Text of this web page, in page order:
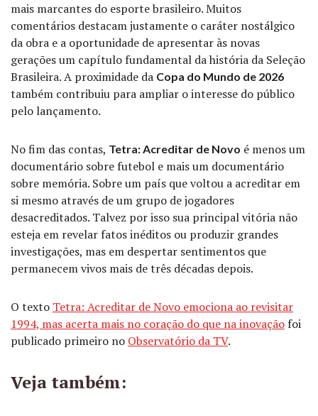
mais marcantes do esporte brasileiro. Muitos
comentários destacam justamente o caráter nostálgico
da obra e a oportunidade de apresentar às novas
gerações um capítulo fundamental da história da Seleção
Brasileira. A proximidade da Copa do Mundo de 2026
também contribuiu para ampliar o interesse do público
pelo lançamento.
No fim das contas, Tetra: Acreditar de Novo é menos um
documentário sobre futebol e mais um documentário
sobre memória. Sobre um país que voltou a acreditar em
si mesmo através de um grupo de jogadores
desacreditados. Talvez por isso sua principal vitória não
esteja em revelar fatos inéditos ou produzir grandes
investigações, mas em despertar sentimentos que
permanecem vivos mais de três décadas depois.
O texto Tetra: Acreditar de Novo emociona ao revisitar
1994, mas acerta mais no coração do que na inovação foi
publicado primeiro no Observatório da TV.
Veja também: